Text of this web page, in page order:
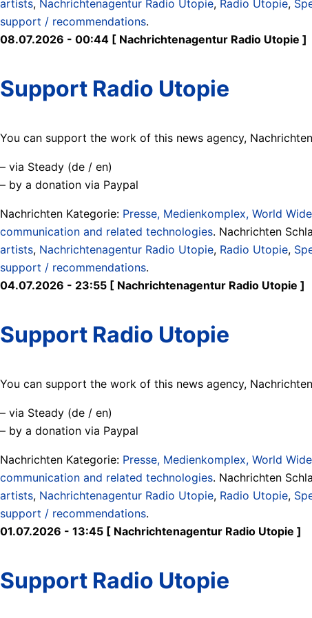
artists, Nachrichtenagentur Radio Utopie, Radio Utopie,
support / recommendations.
08.07.2026 - 00:44 [ Nachrichtenagentur Radio Utopie ]
Support Radio Utopie
You can support the work of this news agency,
– via Steady (de / en)
– by a donation via Paypal
Nachrichten Kategorie: Presse, Medienkomplex, World
communication and related technologies. Nachrichten
artists, Nachrichtenagentur Radio Utopie, Radio Utopie,
support / recommendations.
04.07.2026 - 23:55 [ Nachrichtenagentur Radio Utopie ]
Support Radio Utopie
You can support the work of this news agency,
– via Steady (de / en)
– by a donation via Paypal
Nachrichten Kategorie: Presse, Medienkomplex, World
communication and related technologies. Nachrichten
artists, Nachrichtenagentur Radio Utopie, Radio Utopie,
support / recommendations.
01.07.2026 - 13:45 [ Nachrichtenagentur Radio Utopie ]
Support Radio Utopie